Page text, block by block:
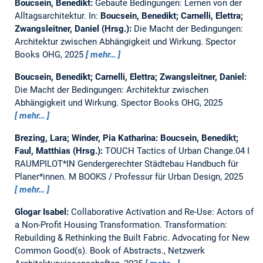
Boucsein, Benedikt: Gebaute Bedingungen: Lernen von der
Alltagsarchitektur. In: Boucsein, Benedikt; Carnelli, Elettra;
Zwangsleitner, Daniel (Hrsg.): Die Macht der Bedingungen:
Architektur zwischen Abhängigkeit und Wirkung. Spector
Books OHG, 2025
mehr…
Boucsein, Benedikt; Carnelli, Elettra; Zwangsleitner, Daniel:
Die Macht der Bedingungen: Architektur zwischen
Abhängigkeit und Wirkung. Spector Books OHG, 2025
mehr…
Brezing, Lara; Winder, Pia Katharina: Boucsein, Benedikt;
Faul, Matthias (Hrsg.): TOUCH Tactics of Urban Change.04 I
RAUMPILOT*IN Gendergerechter Städtebau Handbuch für
Planer*innen. M BOOKS / Professur für Urban Design, 2025
mehr…
Glogar Isabel: Collaborative Activation and Re-Use: Actors of
a Non-Profit Housing Transformation. Transformation:
Rebuilding & Rethinking the Built Fabric. Advocating for New
Common Good(s). Book of Abstracts., Netzwerk